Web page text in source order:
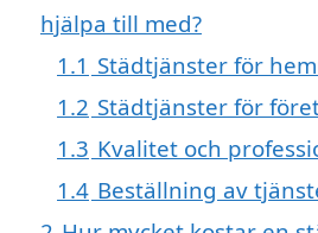
hjälpa till med?
1.1 Städtjänster för
1.2 Städtjänster för
1.3 Kvalitet och
1.4 Beställning av